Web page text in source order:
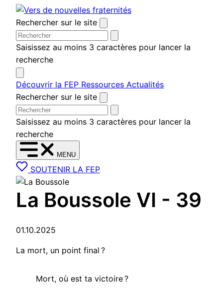
Aller au contenu
Rechercher sur le site
Saisissez au moins 3 caractères pour lancer la
recherche
Découvrir la FEP Ressources Actualités
Rechercher sur le site
Saisissez au moins 3 caractères pour lancer la
recherche
MENU
SOUTENIR LA FEP
La Boussole VI - 39
01.10.2025
La mort, un point final ?
Mort, où est ta victoire ?